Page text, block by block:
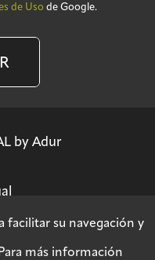
de Uso de Google.
by Adur
facilitar su navegación y
más información